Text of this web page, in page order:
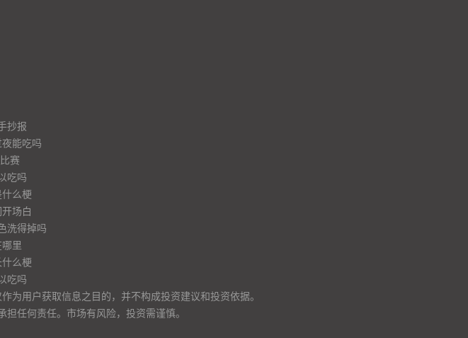
抄报
能吃吗
赛
吃吗
么梗
场白
洗得掉吗
里
么梗
吃吗
为用户获取信息之目的，并不构成投资建议和投资依据。
任何责任。市场有风险，投资需谨慎。